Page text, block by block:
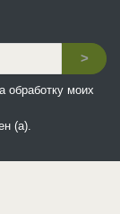
>
обработку моих
(а).